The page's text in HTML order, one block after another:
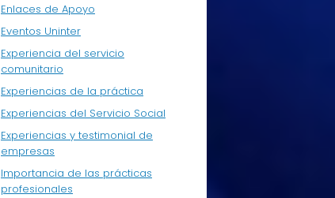
Enlaces de Apoyo
Eventos Uninter
Experiencia del servicio
comunitario
Experiencias de la práctica
Experiencias del Servicio Social
Experiencias y testimonial de
empresas
Importancia de las prácticas
profesionales